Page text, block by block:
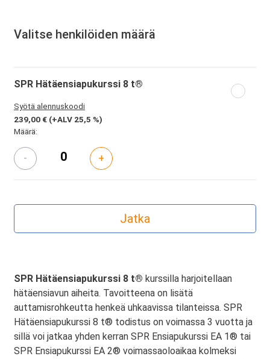
Valitse henkilöiden määrä
SPR Hätäensiapukurssi 8 t®
Syötä alennuskoodi
239,00 € (+ALV 25,5 %)
Määrä:
- +
SPR Hätäensiapukurssi 8 t® kurssilla harjoitellaan
hätäensiavun aiheita. Tavoitteena on lisätä
auttamisrohkeutta henkeä uhkaavissa tilanteissa. SPR
Hätäensiapukurssi 8 t® todistus on voimassa 3 vuotta ja
sillä voi jatkaa yhden kerran SPR Ensiapukurssi EA 1® tai
SPR Ensiapukurssi EA 2® voimassaoloaikaa kolmeksi